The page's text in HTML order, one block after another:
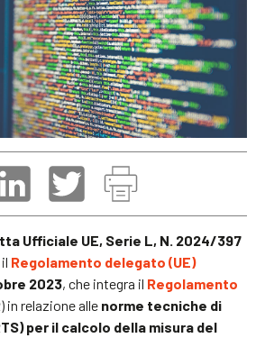
Ufficiale UE, Serie L, N. 2024/397
Regolamento delegato (UE)
2023, che integra il Regolamento
) in relazione alle norme tecniche di
per il calcolo della misura del